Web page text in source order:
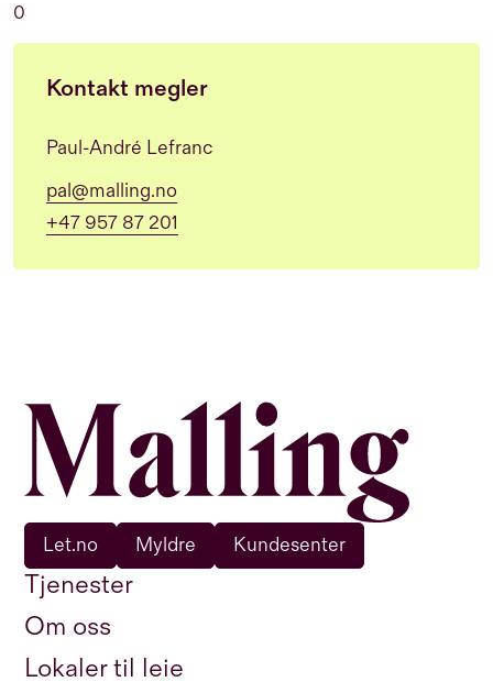
0
Kontakt megler
Paul-André Lefranc
pal@malling.no
+47 957 87 201
Tjenester
Om oss
Lokaler til leie
Let.no Myldre Kundesenter